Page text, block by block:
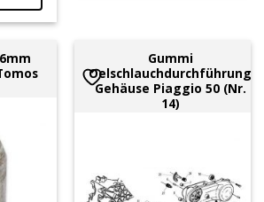
Gummi
Oelschlauchdurchführung
Gehäuse Piaggio 50 (Nr.
14)